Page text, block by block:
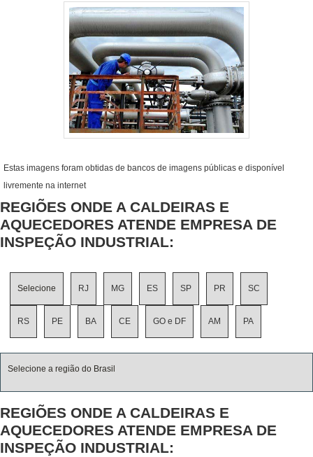
Estas imagens foram obtidas de bancos de imagens públicas e disponível
livremente na internet
REGIÕES ONDE A CALDEIRAS E
AQUECEDORES ATENDE EMPRESA DE
INSPEÇÃO INDUSTRIAL:
Selecione RJ MG ES SP PR SC
RS PE BA CE GO e DF AM PA
Selecione a região do Brasil
REGIÕES ONDE A CALDEIRAS E
AQUECEDORES ATENDE EMPRESA DE
INSPEÇÃO INDUSTRIAL: